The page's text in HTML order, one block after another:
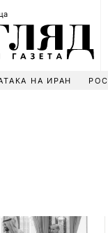
НА ИРАН